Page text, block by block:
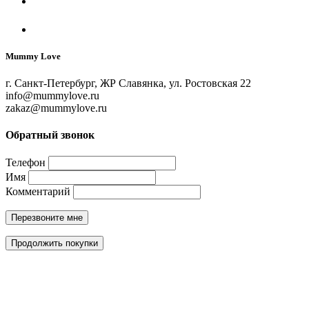
Mummy Love
г. Санкт-Петербург, ЖР Славянка, ул. Ростовская 22
info@mummylove.ru
zakaz@mummylove.ru
Обратный звонок
Телефон
Имя
Комментарий
Перезвоните мне
Продолжить покупки